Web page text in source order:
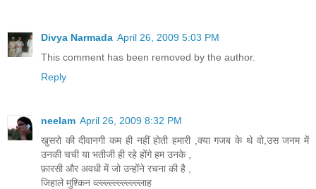
Divya Narmada April 26, 2009 5:03 PM
This comment has been removed by the author.
Reply
neelam April 26, 2009 8:32 PM
खुसरो की दीवानगी कम ही नहीं होती हमारी ,क्या गजब के थे वो,उस जनम में
उनकी चची या भतीजी ही रहे होंगे हम उनके ,
फ़ारसी और अवधी में जो उन्होंने रचना की है ,
जिहाले मुश्किन व्ल्ल्ल्ल्ल्ल्ल्ल्ल्ल्लाह